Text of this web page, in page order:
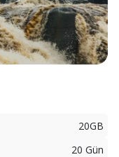
20GB
20 Gün